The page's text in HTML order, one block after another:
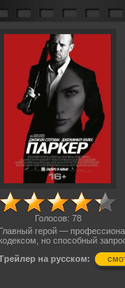
Голосов: 78
Главный герой —
но способный
на русском: